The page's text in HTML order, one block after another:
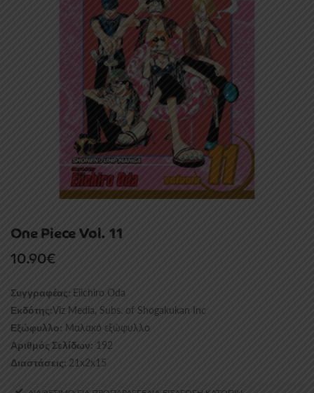
One Piece Vol. 11
10.90€
Συγγραφέας: Eiichiro Oda
Εκδότης:Viz Media, Subs. of Shogakukan Inc
Εξώφυλλο: Μαλακό εξώφυλλο
Αριθμός Σελίδων: 192
Διαστάσεις: 21x2x15